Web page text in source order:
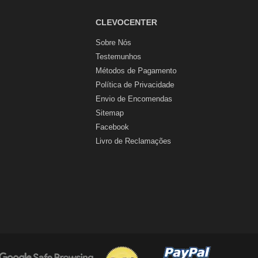
CLEVOCENTER
Sobre Nós
Testemunhos
Métodos de Pagamento
Política de Privacidade
Envio de Encomendas
Sitemap
Facebook
Livro de Reclamações